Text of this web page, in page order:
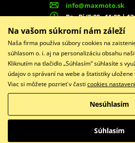
info@maxmoto.sk
Po - Pi (8:00 - 11:00 |
MAX
MOTO s.r.o.
Slovenských dobrovoľníkov
022 01 Čadca
Facebook
Copyright © 2026
Všetky práva
Prepnúť na klasickú
Na vašom súkromí nám záleží
Naša firma používa súbory cookies na
súhlasom o. i. aj na personalizáciu obsahu
Kliknutím na tlačidlo „Súhlasím“ súhlasíte s
údajov o správaní na webe a štatistiky
Viac si môžete pozrieť v časti cookies
Nesúhlasím
Súhlasím